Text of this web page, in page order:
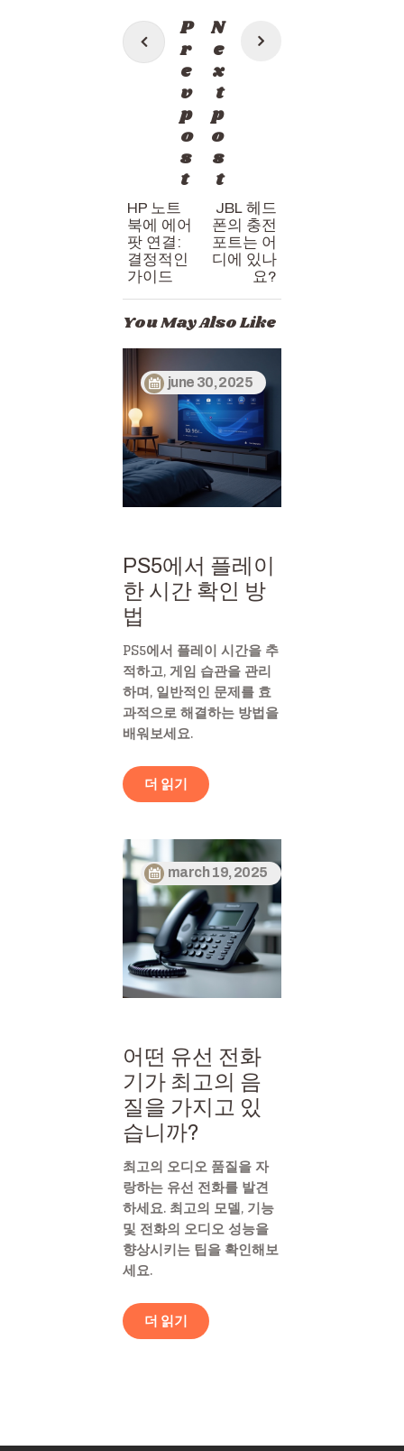
Post
navigation
P
r
e
v
p
o
s
t
HP 노트
북에 에어
팟 연결:
결정적인
가이드
N
e
x
t
p
o
s
t
JBL 헤드
폰의 충전
포트는 어
디에 있나
요?
You May Also Like
june 30, 2025
PS5에서 플레이
한 시간 확인 방
법
PS5에서 플레이 시간을 추
적하고, 게임 습관을 관리
하며, 일반적인 문제를 효
과적으로 해결하는 방법을
배워보세요.
더 읽기
march 19, 2025
어떤 유선 전화
기가 최고의 음
질을 가지고 있
습니까?
최고의 오디오 품질을 자
랑하는 유선 전화를 발견
하세요. 최고의 모델, 기능
및 전화의 오디오 성능을
향상시키는 팁을 확인해보
세요.
더 읽기